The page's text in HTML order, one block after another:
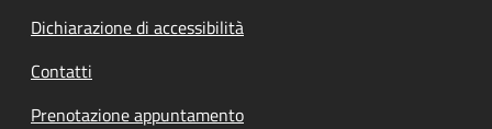
Dichiarazione di accessibilità
Contatti
Prenotazione appuntamento